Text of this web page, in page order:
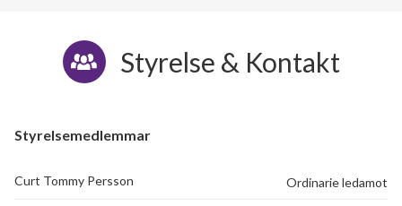
Styrelse & Kontakt
Styrelsemedlemmar
Curt Tommy Persson Ordinarie ledamot